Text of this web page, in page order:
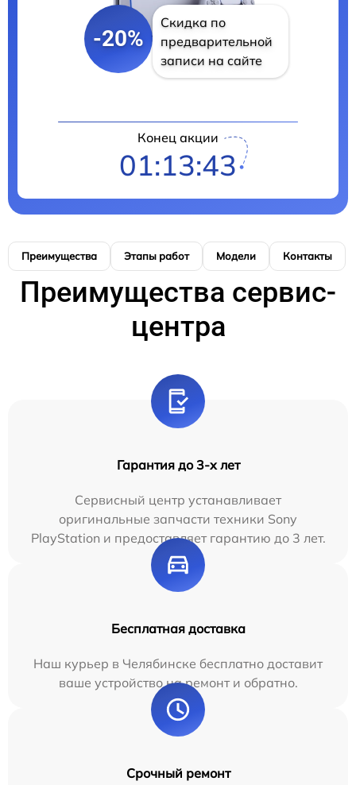
-20%
Скидка по
предварительной
записи на сайте
Конец акции
01:13:42
Преимущества Этапы работ Модели Контакты
Преимущества сервис-
центра
Гарантия до 3-х лет
Сервисный центр устанавливает
оригинальные запчасти техники Sony
PlayStation и предоставляет гарантию до 3 лет.
Бесплатная доставка
Наш курьер в Челябинске бесплатно доставит
ваше устройство на ремонт и обратно.
Срочный ремонт